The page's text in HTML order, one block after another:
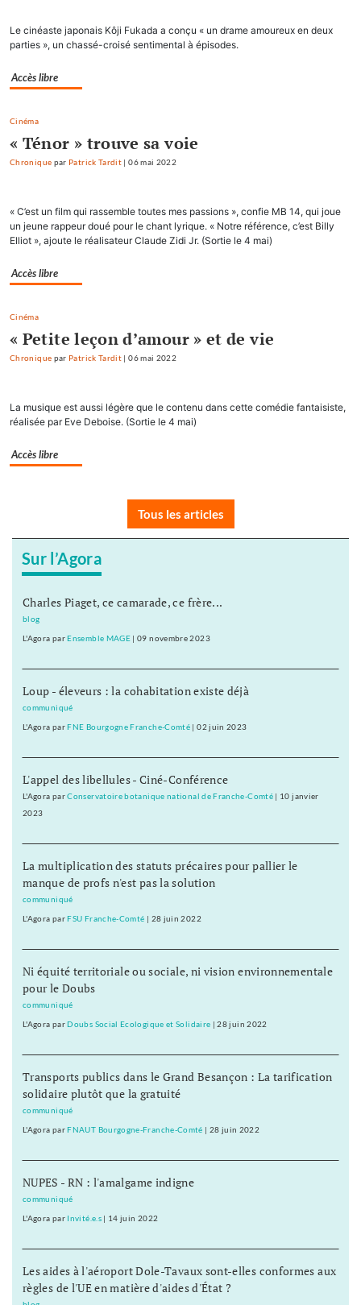
Le cinéaste japonais Kôji Fukada a conçu « un drame amoureux en deux
parties », un chassé-croisé sentimental à épisodes.
Accès libre
Cinéma
« Ténor » trouve sa voie
Chronique par Patrick Tardit |06 mai 2022
« C’est un film qui rassemble toutes mes passions », confie MB 14, qui joue
un jeune rappeur doué pour le chant lyrique. « Notre référence, c’est Billy
Elliot », ajoute le réalisateur Claude Zidi Jr. (Sortie le 4 mai)
Accès libre
Cinéma
« Petite leçon d’amour » et de vie
Chronique par Patrick Tardit |06 mai 2022
La musique est aussi légère que le contenu dans cette comédie fantaisiste,
réalisée par Eve Deboise. (Sortie le 4 mai)
Accès libre
Tous les articles
Sur l’Agora
Charles Piaget, ce camarade, ce frère...
blog
L'Agora parEnsemble MAGE |09 novembre 2023
Loup - éleveurs : la cohabitation existe déjà
communiqué
L'Agora parFNE Bourgogne Franche-Comté |02 juin 2023
L'appel des libellules - Ciné-Conférence
L'Agora parConservatoire botanique national de Franche-Comté| 10 janvier
2023
La multiplication des statuts précaires pour pallier le
manque de profs n'est pas la solution
communiqué
L'Agora parFSU Franche-Comté | 28 juin 2022
Ni équité territoriale ou sociale, ni vision environnementale
pour le Doubs
communiqué
L'Agora parDoubs Social Ecologique et Solidaire |28 juin 2022
Transports publics dans le Grand Besançon : La tarification
solidaire plutôt que la gratuité
communiqué
L'Agora parFNAUT Bourgogne-Franche-Comté | 28 juin 2022
NUPES - RN : l'amalgame indigne
communiqué
L'Agora par Invité.e.s| 14 juin 2022
Les aides à l'aéroport Dole-Tavaux sont-elles conformes aux
règles de l'UE en matière d'aides d'État ?